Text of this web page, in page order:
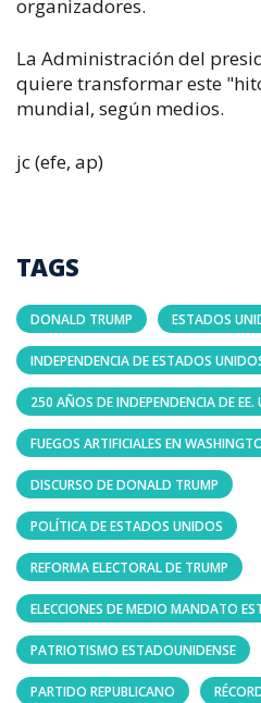
organizadores.
La Administración del
quiere transformar este
mundial, según medios.
jc (efe, ap)
TAGS
DONALD TRUMP ESTADOS
INDEPENDENCIA DE ESTADOS
250 AÑOS DE INDEPENDENCIA DE EE.
FUEGOS ARTIFICIALES EN
DISCURSO DE DONALD TRUMP
POLÍTICA DE ESTADOS UNIDOS
REFORMA ELECTORAL DE TRUMP
ELECCIONES DE MEDIO MANDATO
PATRIOTISMO ESTADOUNIDENSE
PARTIDO REPUBLICANO